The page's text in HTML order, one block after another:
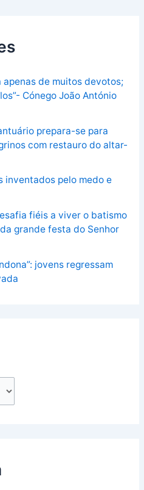
apenas de muitos devotos;
Cónego João António
prepara-se para
com restauro do altar-
inventados pelo medo e
fiéis a viver o batismo
grande festa do Senhor
jovens regressam